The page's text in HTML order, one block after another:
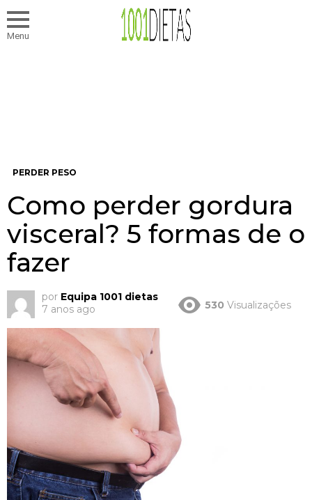
Menu
PERDER PESO
Como perder gordura
visceral? 5 formas de o
fazer
por Equipa 1001 dietas
7 anos ago
530 Visualizações